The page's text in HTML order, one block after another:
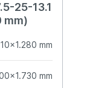
25-13.1
mm)
mm
mm